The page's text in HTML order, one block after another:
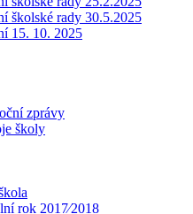
školské rady 30.5.2025
15. 10. 2025
zprávy
školy
rok 2017⁄2018